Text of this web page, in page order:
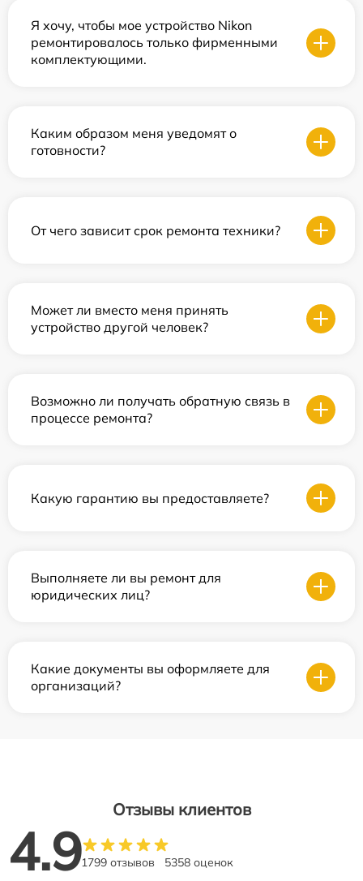
Я хочу, чтобы мое устройство Nikon
ремонтировалось только фирменными
комплектующими.
Каким образом меня уведомят о
готовности?
От чего зависит срок ремонта техники?
Может ли вместо меня принять
устройство другой человек?
Возможно ли получать обратную связь в
процессе ремонта?
Какую гарантию вы предоставляете?
Выполняете ли вы ремонт для
юридических лиц?
Какие документы вы оформляете для
организаций?
Отзывы клиентов
4.91799 отзывов 5358 оценок